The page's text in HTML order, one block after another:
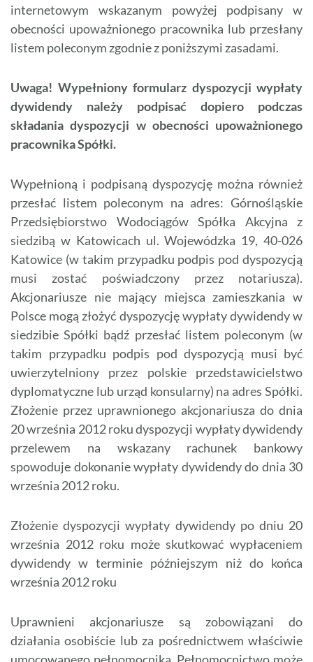
internetowym wskazanym powyżej podpisany w
obecności upoważnionego pracownika lub przesłany
listem poleconym zgodnie z poniższymi zasadami.
Uwaga! Wypełniony formularz dyspozycji wypłaty
dywidendy należy podpisać dopiero podczas
składania dyspozycji w obecności upoważnionego
pracownika Spółki.
Wypełnioną i podpisaną dyspozycję można również
przesłać listem poleconym na adres: Górnośląskie
Przedsiębiorstwo Wodociągów Spółka Akcyjna z
siedzibą w Katowicach ul. Wojewódzka 19, 40-026
Katowice (w takim przypadku podpis pod dyspozycją
musi zostać poświadczony przez notariusza).
Akcjonariusze nie mający miejsca zamieszkania w
Polsce mogą złożyć dyspozycję wypłaty dywidendy w
siedzibie Spółki bądź przesłać listem poleconym (w
takim przypadku podpis pod dyspozycją musi być
uwierzytelniony przez polskie przedstawicielstwo
dyplomatyczne lub urząd konsularny) na adres Spółki.
Złożenie przez uprawnionego akcjonariusza do dnia
20 września 2012 roku dyspozycji wypłaty dywidendy
przelewem na wskazany rachunek bankowy
spowoduje dokonanie wypłaty dywidendy do dnia 30
września 2012 roku.
Złożenie dyspozycji wypłaty dywidendy po dniu 20
września 2012 roku może skutkować wypłaceniem
dywidendy w terminie późniejszym niż do końca
września 2012 roku
Uprawnieni akcjonariusze są zobowiązani do
działania osobiście lub za pośrednictwem właściwie